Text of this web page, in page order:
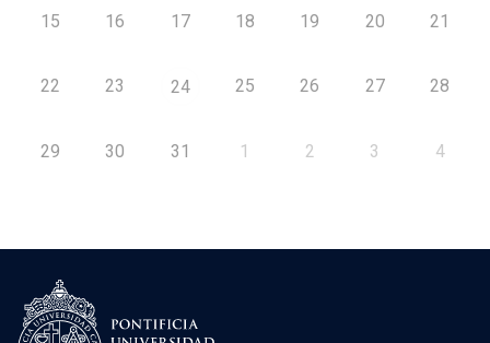
15 16 17 18 19 20 21
22 23 24 25 26 27 28
29 30 31 1 2 3 4